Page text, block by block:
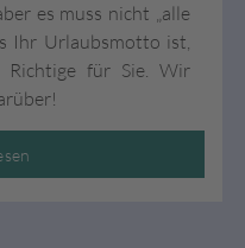
es muss nicht „alle
Ihr Urlaubsmotto ist,
Richtige für Sie. Wir